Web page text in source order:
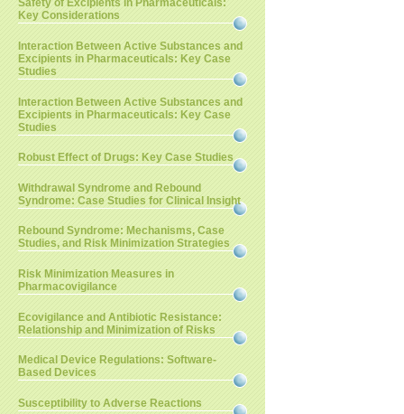
Safety of Excipients in Pharmaceuticals:
Key Considerations
Interaction Between Active Substances and
Excipients in Pharmaceuticals: Key Case
Studies
Interaction Between Active Substances and
Excipients in Pharmaceuticals: Key Case
Studies
Robust Effect of Drugs: Key Case Studies
Withdrawal Syndrome and Rebound
Syndrome: Case Studies for Clinical Insight
Rebound Syndrome: Mechanisms, Case
Studies, and Risk Minimization Strategies
Risk Minimization Measures in
Pharmacovigilance
Ecovigilance and Antibiotic Resistance:
Relationship and Minimization of Risks
Medical Device Regulations: Software-
Based Devices
Susceptibility to Adverse Reactions